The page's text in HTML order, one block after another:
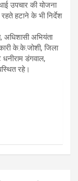
उपचार की योजना
हटाने के भी निर्देश
अधिशासी अभियंता
के.के.जोशी, जिला
धनीराम डंगवाल,
रहे।